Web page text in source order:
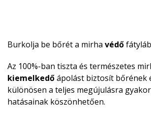
Burkolja be bőrét a mirha védő
Az 100%-ban tiszta és természetes
kiemelkedőápolást biztosít bőrének
különösen a teljes megújulásra
hatásainak köszönhetően.